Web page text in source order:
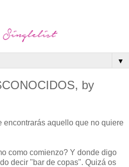
▼
by
encontrarás aquello que no quiere
como comienzo? Y donde digo
decir "bar de copas". Quizá os